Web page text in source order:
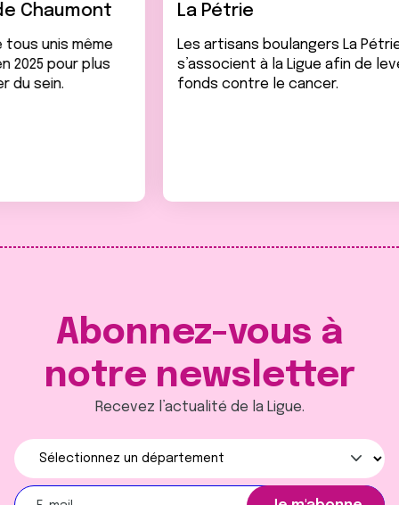
boulangers La Pétrie
à la Ligue afin de lever des
le cancer.
Historiquement
droits et de
femmes, MGEN
Abonnez-vous à
notre newsletter
Recevez l’actualité de la Ligue.